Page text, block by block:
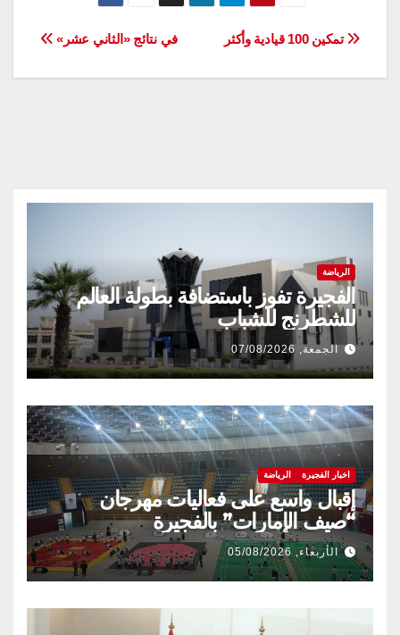
تصفّح
المقالات
في نتائج «الثاني عشر» تمكين 100 قيادية وأكثر
الرياضة
الفجيرة تفوز باستضافة بطولة العالم
للشطرنج للشباب
الجمعة, 07/08/2026
اخبار الفجيرة الرياضة
إقبال واسع على فعاليات مهرجان
“صيف الإمارات” بالفجيرة
الأربعاء, 05/08/2026